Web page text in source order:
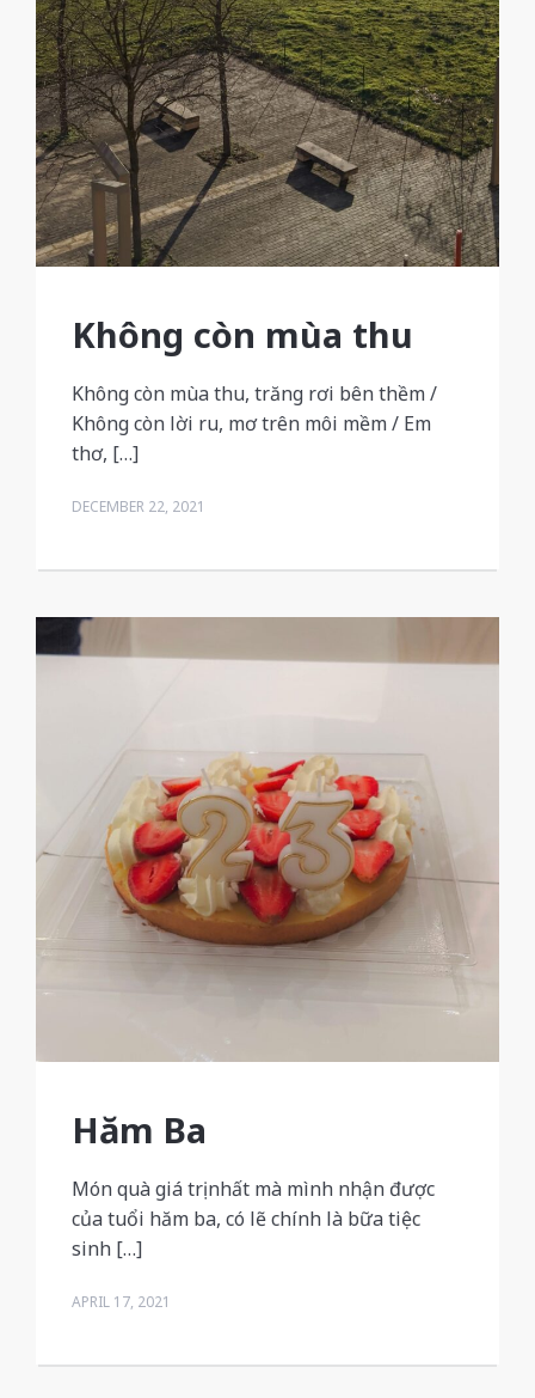
Không còn mùa thu
Không còn mùa thu, trăng rơi bên thềm /
Không còn lời ru, mơ trên môi mềm / Em
thơ, […]
DECEMBER 22, 2021
Hăm Ba
Món quà giá trị nhất mà mình nhận được
của tuổi hăm ba, có lẽ chính là bữa tiệc
sinh […]
APRIL 17, 2021